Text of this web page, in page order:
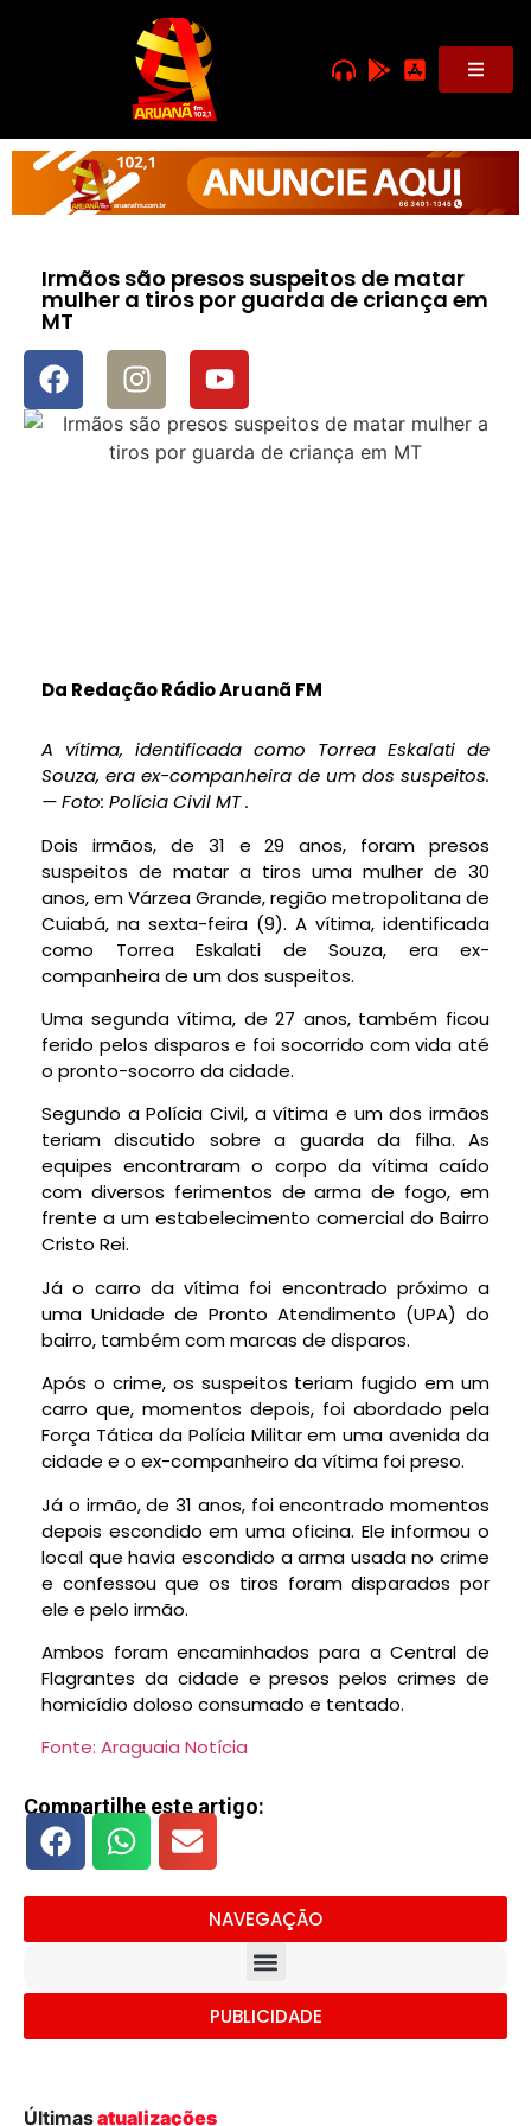
Irmãos são presos suspeitos de matar
mulher a tiros por guarda de criança em
MT
Da Redação Rádio Aruanã FM
A vítima, identificada como Torrea Eskalati de
Souza, era ex-companheira de um dos suspeitos.
— Foto: Polícia Civil MT .
Dois irmãos, de 31 e 29 anos, foram presos
suspeitos de matar a tiros uma mulher de 30
anos, em Várzea Grande, região metropolitana de
Cuiabá, na sexta-feira (9). A vítima, identificada
como Torrea Eskalati de Souza, era ex-
companheira de um dos suspeitos.
Uma segunda vítima, de 27 anos, também ficou
ferido pelos disparos e foi socorrido com vida até
o pronto-socorro da cidade.
Segundo a Polícia Civil, a vítima e um dos irmãos
teriam discutido sobre a guarda da filha. As
equipes encontraram o corpo da vítima caído
com diversos ferimentos de arma de fogo, em
frente a um estabelecimento comercial do Bairro
Cristo Rei.
Já o carro da vítima foi encontrado próximo a
uma Unidade de Pronto Atendimento (UPA) do
bairro, também com marcas de disparos.
Após o crime, os suspeitos teriam fugido em um
carro que, momentos depois, foi abordado pela
Força Tática da Polícia Militar em uma avenida da
cidade e o ex-companheiro da vítima foi preso.
Já o irmão, de 31 anos, foi encontrado momentos
depois escondido em uma oficina. Ele informou o
local que havia escondido a arma usada no crime
e confessou que os tiros foram disparados por
ele e pelo irmão.
Ambos foram encaminhados para a Central de
Flagrantes da cidade e presos pelos crimes de
homicídio doloso consumado e tentado.
Fonte: Araguaia Notícia
Compartilhe este artigo:
NAVEGAÇÃO
PUBLICIDADE
Últimasatualizações